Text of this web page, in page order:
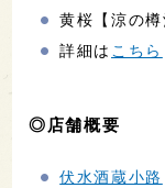
黄桜【涼の樽
詳細は こちら
◎店舗概要
伏水酒蔵小路